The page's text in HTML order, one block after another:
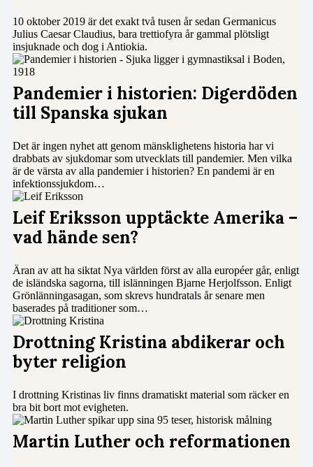
10 oktober 2019 är det exakt två tusen år sedan Germanicus
Julius Caesar Claudius, bara trettiofyra år gammal plötsligt
insjuknade och dog i Antiokia.
Pandemier i historien: Digerdöden
till Spanska sjukan
Det är ingen nyhet att genom mänsklighetens historia har vi
drabbats av sjukdomar som utvecklats till pandemier. Men vilka
är de värsta av alla pandemier i historien? En pandemi är en
infektionssjukdom…
Leif Eriksson upptäckte Amerika –
vad hände sen?
Äran av att ha siktat Nya världen först av alla européer går, enligt
de isländska sagorna, till islänningen Bjarne Herjolfsson. Enligt
Grönlänningasagan, som skrevs hundratals år senare men
baserades på traditioner som…
Drottning Kristina abdikerar och
byter religion
I drottning Kristinas liv finns dramatiskt material som räcker en
bra bit bort mot evigheten.
Martin Luther och reformationen